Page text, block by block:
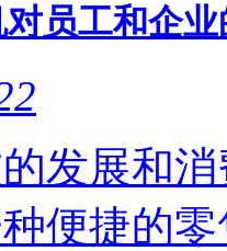
员工和企
发展和
便捷的